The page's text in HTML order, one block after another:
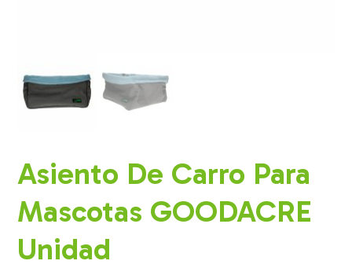
Asiento De Carro Para
Mascotas GOODACRE
Unidad